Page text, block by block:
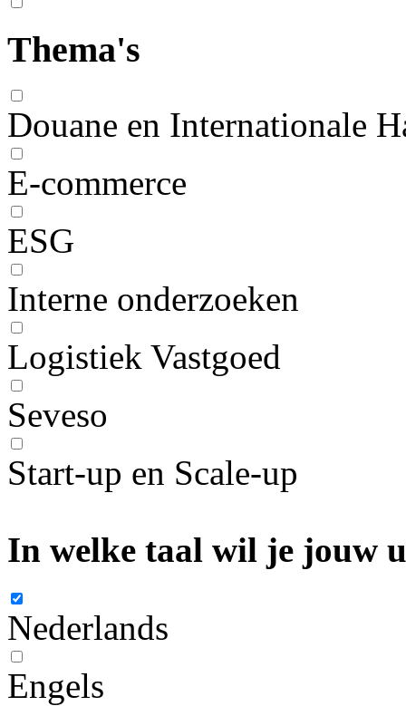
Thema's
Douane en Internationale
E-commerce
ESG
Interne onderzoeken
Logistiek Vastgoed
Seveso
Start-up en Scale-up
In welke taal wil je jouw
Nederlands
Engels